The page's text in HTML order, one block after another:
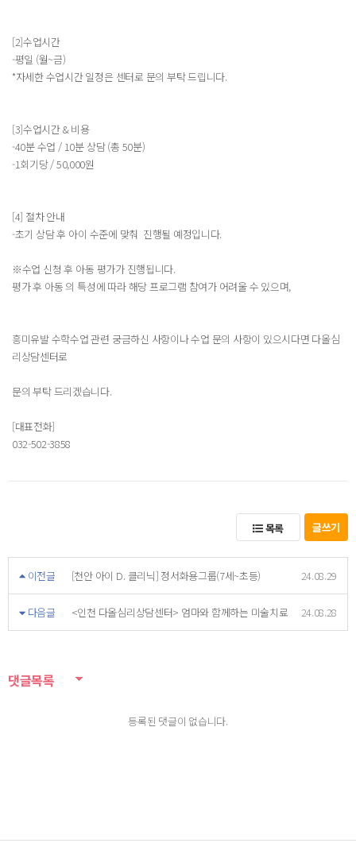
[2]수업시간
-평일 (월~금)
*자세한 수업시간 일정은 센터로 문의 부탁 드립니다.
[3]수업시간 & 비용
-40분 수업 / 10분 상담 (총 50분)
-1회기당 / 50,000원
[4] 절차 안내
-초기 상담 후 아이 수준에 맞춰 진행될 예정입니다.
※수업 신청 후 아동 평가가 진행됩니다.
평가 후 아동 의 특성에 따라 해당 프로그램 참여가 어려울 수 있으며,
흥미유발 수학수업 관련 궁금하신 사항이나 수업 문의 사항이 있으시다면 다올심
리상담센터로
문의 부탁 드리겠습니다.
[대표전화]
032-502-3858
목록 글쓰기
이전글 [천안 아이 D. 클리닉] 정서화용그룹(7세~초등) 24.08.29
다음글 <인천 다올심리상담센터> 엄마와 함께하는 미술치료 24.08.28
댓글목록
등록된 댓글이 없습니다.